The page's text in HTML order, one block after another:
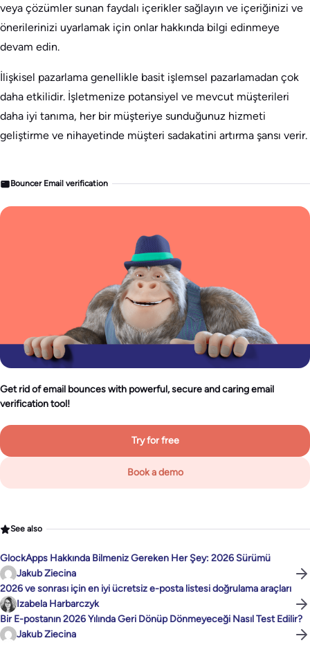
veya çözümler sunan faydalı içerikler sağlayın ve içeriğinizi ve
önerilerinizi uyarlamak için onlar hakkında bilgi edinmeye
devam edin.
İlişkisel pazarlama genellikle basit işlemsel pazarlamadan çok
daha etkilidir. İşletmenize potansiyel ve mevcut müşterileri
daha iyi tanıma, her bir müşteriye sunduğunuz hizmeti
geliştirme ve nihayetinde müşteri sadakatini artırma şansı verir.
Bouncer Email verification
Get rid of email bounces with powerful, secure and caring email
verification tool!
Try for free
Book a demo
See also
GlockApps Hakkında Bilmeniz Gereken Her Şey: 2026 Sürümü
Jakub Ziecina
2026 ve sonrası için en iyi ücretsiz e-posta listesi doğrulama araçları
Izabela Harbarczyk
Bir E-postanın 2026 Yılında Geri Dönüp Dönmeyeceği Nasıl Test Edilir?
Jakub Ziecina